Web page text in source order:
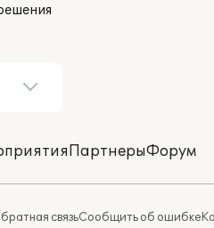
ПартнерыФорум
связьСообщить об ошибке